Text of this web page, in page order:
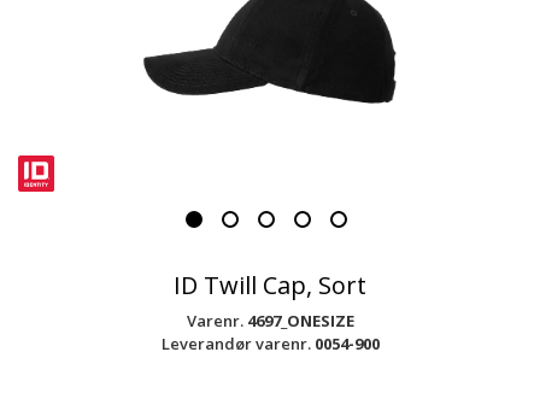
ID Twill Cap, Sort
Varenr. 4697_ONESIZE
Leverandør varenr. 0054-900